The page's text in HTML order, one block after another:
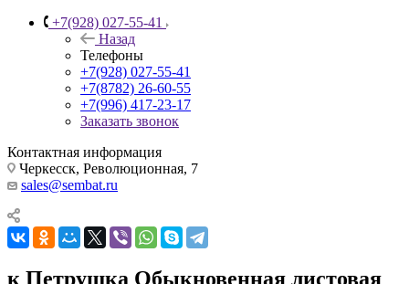
+7(928) 027-55-41
Назад
Телефоны
+7(928) 027-55-41
+7(8782) 26-60-55
+7(996) 417-23-17
Заказать звонок
Контактная информация
Черкесск, Революционная, 7
sales@sembat.ru
к Петрушка Обыкновенная листовая